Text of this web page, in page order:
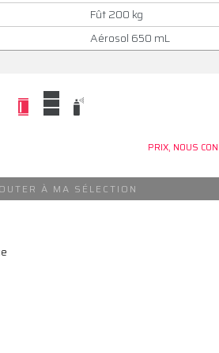
Fût 200 kg
Aérosol 650 mL
PRIX, NOUS
À MA SÉLECTION